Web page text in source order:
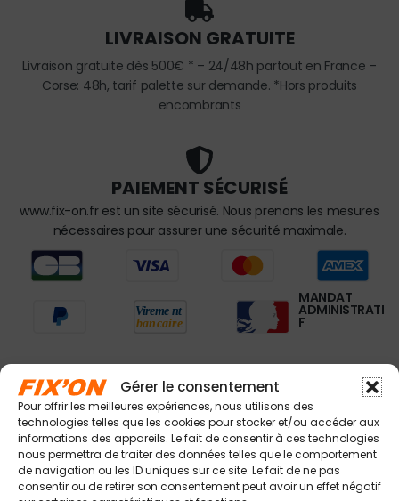
Gérer le consentement
Pour offrir les meilleures expériences, nous utilisons des
technologies telles que les cookies pour stocker et/ou accéder aux
informations des appareils. Le fait de consentir à ces technologies
nous permettra de traiter des données telles que le comportement
de navigation ou les ID uniques sur ce site. Le fait de ne pas
consentir ou de retirer son consentement peut avoir un effet négatif
LIVRAISON GRATUITE
Livraison gratuite dès 500€ * – 24/48h partout en France –
Corse: 48h, tarif palette sur demande. *Hors produits
encombrants
PAIEMENT SÉCURISÉ
www.fix-on.fr est un site sécurisé. Nous prenons les mesures
nécessaires pour assurer une sécurité maximale.
MANDAT
ADMINISTRATI
F
À VOTRE ÉCOUTE
L'équipe Fix'on est à votre service du Lundi au Vendredi
de 6h30 à 17h00 non stop. Appellez au 04 94 420 420
ou contactez nous par email à contact@fix-on.fr